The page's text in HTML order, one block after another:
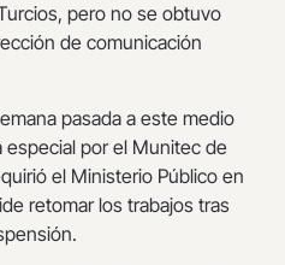
pero no se obtuvo
de comunicación
pasada a este medio
por el Munitec de
el Ministerio Público en
retomar los trabajos tras